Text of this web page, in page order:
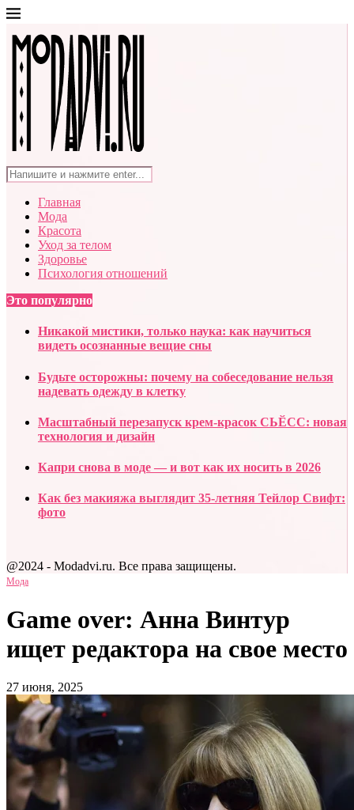
Главная
Мода
Красота
Уход за телом
Здоровье
Психология отношений
Это популярно
Никакой мистики, только наука: как научиться
видеть осознанные вещие сны
Будьте осторожны: почему на собеседование нельзя
надевать одежду в клетку
Масштабный перезапуск крем-красок СЬӖСС: новая
технология и дизайн
Капри снова в моде — и вот как их носить в 2026
Как без макияжа выглядит 35-летняя Тейлор Свифт:
фото
@2024 - Modadvi.ru. Все права защищены.
Мода
Game over: Анна Винтур
ищет редактора на свое место
27 июня, 2025